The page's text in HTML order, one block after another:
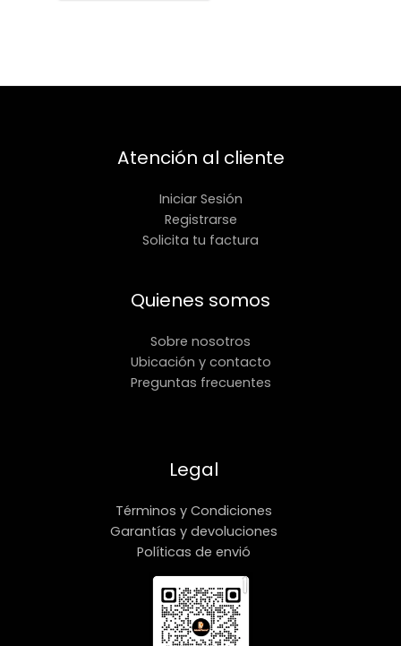
Atención al cliente
Iniciar Sesión
Registrarse
Solicita tu factura
Quienes somos
Sobre nosotros
Ubicación y contacto
Preguntas frecuentes
Legal
Términos y Condiciones
Garantías y devoluciones
Políticas de envió